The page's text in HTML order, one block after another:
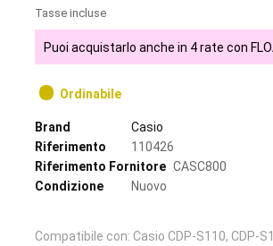
Tasse incluse
Puoi acquistarlo anche in 4 rate con
Ordinabile
Brand
Casio
Riferimento
110426
Riferimento Fornitore CASC800
Condizione
Nuovo
Compatibile con: Casio CDP-S110, CDP-